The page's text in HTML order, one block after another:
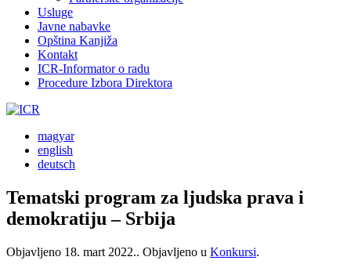
Usluge
Javne nabavke
Opština Kanjiža
Kontakt
ICR-Informator o radu
Procedure Izbora Direktora
magyar
english
deutsch
Tematski program za ljudska prava i
demokratiju – Srbija
Objavljeno 18. mart 2022.. Objavljeno u Konkursi.